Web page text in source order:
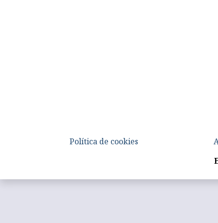
Política de cookies